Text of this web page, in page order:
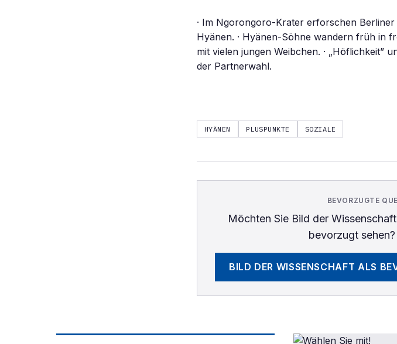
· Im Ngorongoro-Krater erforschen
Hyänen. · Hyänen-Söhne wandern früh in
mit vielen jungen Weibchen. · „Höflichkeit”
der Partnerwahl.
HYÄNEN PLUSPUNKTE SOZIALE
BEVORZUGTE
Möchten Sie Bild der Wissenschaft
bevorzugt
BILD DER WISSENSCHAFT ALS